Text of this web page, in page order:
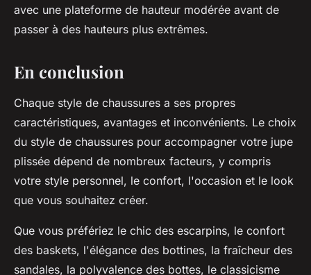
avec une plateforme de hauteur modérée avant de
passer à des hauteurs plus extrêmes.
En conclusion
Chaque style de chaussures a ses propres
caractéristiques, avantages et inconvénients. Le choix
du style de chaussures pour accompagner votre jupe
plissée dépend de nombreux facteurs, y compris
votre style personnel, le confort, l'occasion et le look
que vous souhaitez créer.
Que vous préfériez le chic des escarpins, le confort
des baskets, l'élégance des bottines, la fraîcheur des
sandales, la polyvalence des bottes, le classicisme